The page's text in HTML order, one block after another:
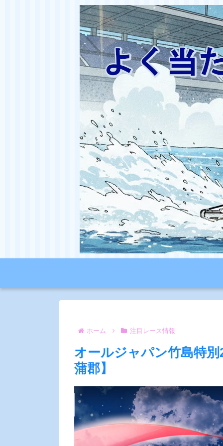
ホーム 注目レース情報
オールジャパン竹島特
蒲郡】